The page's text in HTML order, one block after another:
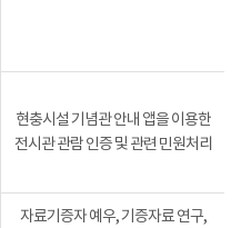
현충시설 기념관 안내 앱을 이용한
전시관 관람 인증 및 관련 민원처리
자료기증자 예우, 기증자료 연구,